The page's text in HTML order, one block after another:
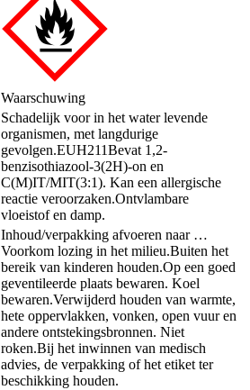
Waarschuwing
Schadelijk voor in het water levende
organismen, met langdurige
gevolgen.EUH211Bevat 1,2-
benzisothiazool-3(2H)-on en
C(M)IT/MIT(3:1). Kan een allergische
reactie veroorzaken.Ontvlambare
vloeistof en damp.
Inhoud/verpakking afvoeren naar …
Voorkom lozing in het milieu.Buiten het
bereik van kinderen houden.Op een goed
geventileerde plaats bewaren. Koel
bewaren.Verwijderd houden van warmte,
hete oppervlakken, vonken, open vuur en
andere ontstekingsbronnen. Niet
roken.Bij het inwinnen van medisch
advies, de verpakking of het etiket ter
beschikking houden.